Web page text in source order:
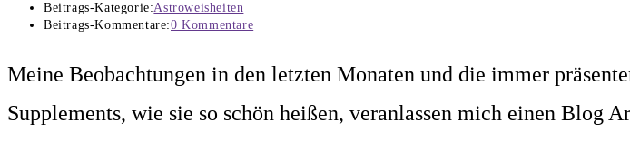
Beitrags-Kategorie:Astroweisheiten
Beitrags-Kommentare:0 Kommentare
Meine Beobachtungen in den letzten Monaten und die immer
Supplements, wie sie so schön heißen, veranlassen mich einen Blog